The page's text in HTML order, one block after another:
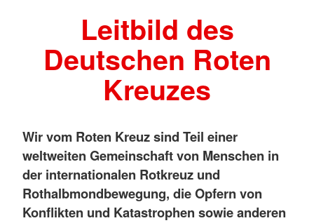
Leitbild des
Deutschen Roten
Kreuzes
Wir vom Roten Kreuz sind Teil einer
weltweiten Gemeinschaft von Menschen in
der internationalen Rotkreuz und
Rothalbmondbewegung, die Opfern von
Konflikten und Katastrophen sowie anderen